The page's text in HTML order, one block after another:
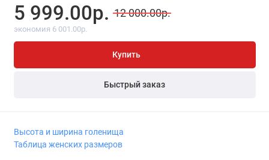
5 999.00р. 12 000.00р.
экономия 6 001.00р.
Купить
Быстрый заказ
Высота и ширина голенища
Таблица женских размеров